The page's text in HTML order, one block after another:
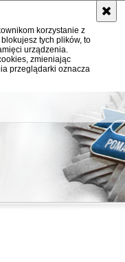
korzystanie z
tych plików, to
urządzenia.
zmieniając
przeglądarki oznacza